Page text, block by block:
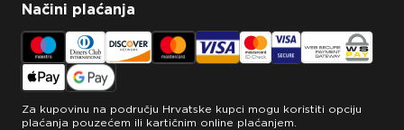
Načini plaćanja
Za kupovinu na području Hrvatske kupci mogu koristiti opciju
plaćanja pouzećem ili kartičnim online plaćanjem.